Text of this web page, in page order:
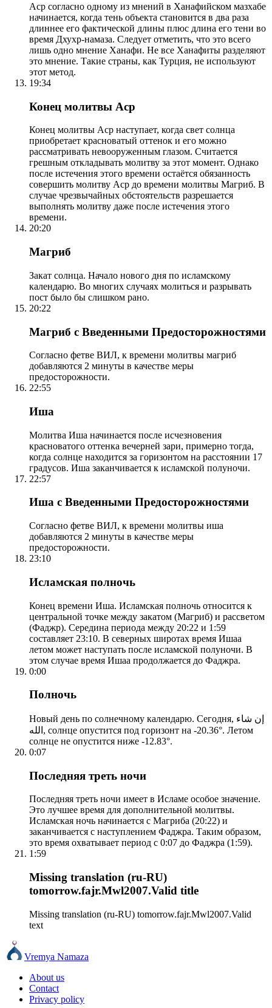
Аср согласно одному из мнений в Ханафийском мазхабе
начинается, когда тень объекта становится в два раза
длиннее его фактической длины плюс длина его тени во
время Дхухр-намаза. Следует отметить, что это всего
лишь одно мнение Ханафи. Не все Ханафиты разделяют
это мнение. Такие страны, как Турция, не используют
этот метод.
19:34
Конец молитвы Аср
Конец молитвы Аср наступает, когда свет солнца
приобретает красноватый оттенок и его можно
рассматривать невооруженным глазом. Считается
грешным откладывать молитву за этот момент. Однако
после истечения этого времени остаётся обязанность
совершить молитву Аср до времени молитвы Магриб. В
случае чрезвычайных обстоятельств разрешается
выполнять молитву даже после истечения этого
времени.
20:20
Магриб
Закат солнца. Начало нового дня по исламскому
календарю. Во многих случаях молиться и разрывать
пост было бы слишком рано.
20:22
Магриб с Введенными Предосторожностями
Согласно фетве ВИЛ, к времени молитвы магриб
добавляются 2 минуты в качестве меры
предосторожности.
22:55
Иша
Молитва Иша начинается после исчезновения
красноватого оттенка вечерней зари, примерно тогда,
когда солнце находится за горизонтом на расстоянии 17
градусов. Иша заканчивается к исламской полуночи.
22:57
Иша с Введенными Предосторожностями
Согласно фетве ВИЛ, к времени молитвы иша
добавляются 2 минуты в качестве меры
предосторожности.
23:10
Исламская полночь
Конец времени Иша. Исламская полночь относится к
центральной точке между закатом (Магриб) и рассветом
(Фаджр). Середина периода между 20:22 и 1:59
составляет 23:10. В северных широтах время Ишаа
летом может наступать после исламской полуночи. В
этом случае время Ишаа продолжается до Фаджра.
0:00
Полночь
Новый день по солнечному календарю. Сегодня, إن شاء
الله, солнце опустится под горизонт на -20.36°. Летом
солнце не опустится ниже -12.83°.
0:07
Последняя треть ночи
Последняя треть ночи имеет в Исламе особое значение.
Это лучшее время для дополнительной молитвы.
Исламская ночь начинается с Магриба (20:22) и
заканчивается с наступлением Фаджра. Таким образом,
это время охватывает период с 0:07 до Фаджра (1:59).
1:59
Missing translation (ru-RU)
tomorrow.fajr.Mwl2007.Valid title
Missing translation (ru-RU) tomorrow.fajr.Mwl2007.Valid
text
Vremya Namaza
About us
Contact
Privacy policy